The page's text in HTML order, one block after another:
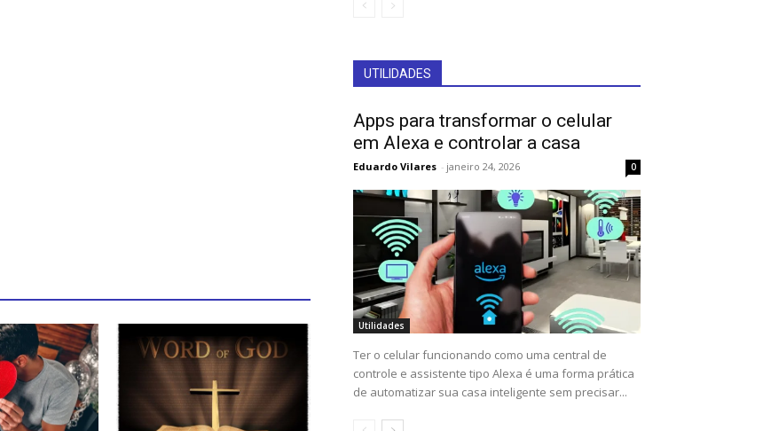
UTILIDADES
Apps para transformar o celular
em Alexa e controlar a casa
Eduardo Vilares - janeiro 24, 2026 0
Utilidades
Ter o celular funcionando como uma central de
controle e assistente tipo Alexa é uma forma prática
de automatizar sua casa inteligente sem precisar...